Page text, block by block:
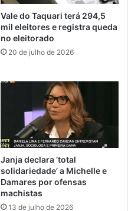
Vale do Taquari terá 294,5
mil eleitores e registra queda
no eleitorado
20 de julho de 2026
Janja declara ‘total
solidariedade’ a Michelle e
Damares por ofensas
machistas
13 de julho de 2026